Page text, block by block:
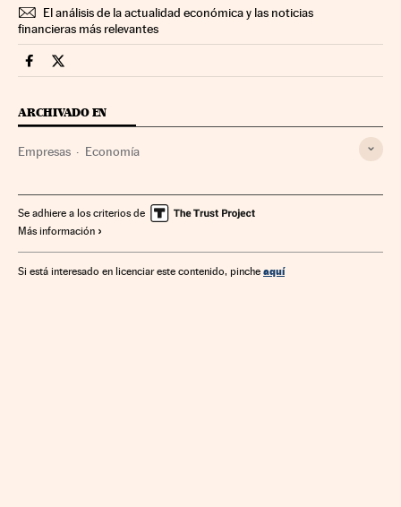
El análisis de la actualidad económica y las noticias
financieras más relevantes
Companias Cinco Días en Facebook
Companias Cinco Días en Twitter
ARCHIVADO EN
Empresas Economía
Se adhiere a los criterios de
Más información
Si está interesado en licenciar este contenido, pinche aquí